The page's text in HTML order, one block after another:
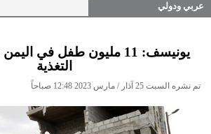
عربي ودولي
يونيسف: 11 مليون طفل في
التغذية
تم نشره السبت 25 آذار / مارس 2023 12:48 صباحاً